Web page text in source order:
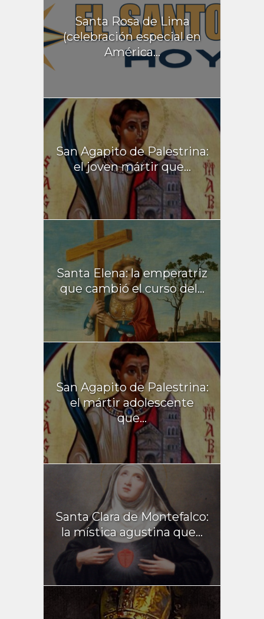
Santa Rosa de Lima
(celebración especial en
América...
San Agapito de Palestrina:
el joven mártir que...
Santa Elena: la emperatriz
que cambió el curso del...
San Agapito de Palestrina:
el mártir adolescente
que...
Santa Clara de Montefalco:
la mística agustina que...